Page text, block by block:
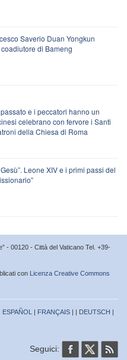
Saverio Duan Yongkun
di Bameng
e i peccatori hanno un
celebrano con fervore i Santi
della Chiesa di Roma
Leone XIV e i primi passi del
- 00120 - Città del Vaticano Tel. +39-
con Licenza Creative Commons
ESPAÑOL | FRANÇAIS | | DEUTSCH |
Seguici: